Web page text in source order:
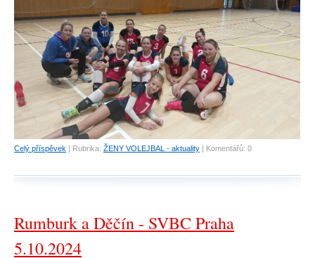
Celý příspěvek | Rubrika: ŽENY VOLEJBAL - aktuality | Komentářů: 0
Rumburk a Děčín - SVBC Praha
5.10.2024